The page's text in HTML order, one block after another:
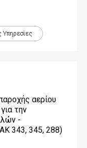
Yπηρεσίες
αερίου
την
-
343, 345, 288)